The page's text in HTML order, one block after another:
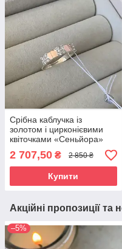
Срібна каблучка із
золотом і цирконієвими
квіточками «Сеньйора»
2 707,50 ₴ 2 850 ₴
Купити
Акційні пропозиції та
–5%